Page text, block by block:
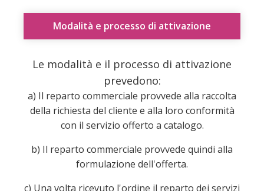
Modalità e processo di attivazione
Le modalità e il processo di attivazione
prevedono:
a) Il reparto commerciale provvede alla raccolta
della richiesta del cliente e alla loro conformità
con il servizio offerto a catalogo.
b) Il reparto commerciale provvede quindi alla
formulazione dell'offerta.
c) Una volta ricevuto l'ordine il reparto dei servizi